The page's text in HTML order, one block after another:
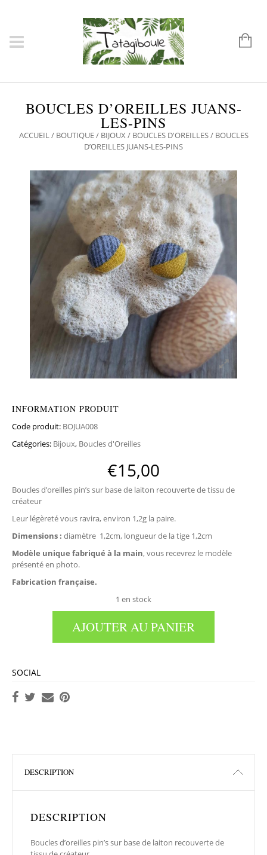
BOUCLES D’OREILLES JUANS-
LES-PINS
ACCUEIL/ BOUTIQUE/ BIJOUX / BOUCLES D'OREILLES/ BOUCLES
D’OREILLES JUANS-LES-PINS
INFORMATION PRODUIT
Code produit: BOJUA008
Catégories: Bijoux, Boucles d'Oreilles
€15,00
Boucles d’oreilles pin’s sur base de laiton recouverte de tissu de
créateur
Leur légèreté vous ravira, environ 1,2g la paire.
Dimensions : diamètre 1,2cm, longueur de la tige 1,2cm
Modèle unique fabriqué à la main, vous recevrez le modèle
présenté en photo.
Fabrication française.
1 en stock
AJOUTER AU PANIER
SOCIAL
DESCRIPTION
DESCRIPTION
Boucles d’oreilles pin’s sur base de laiton recouverte de